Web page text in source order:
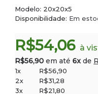
Modelo: 20x20x5
Disponibilidade: Em
R$54,06 à
R$56,90 em até 6x de
1x R$56,90
2x
R$31,28
3x
R$21,80